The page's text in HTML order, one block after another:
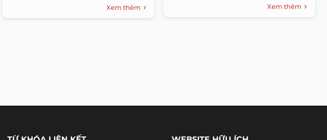
Xem thêm
Xem thêm